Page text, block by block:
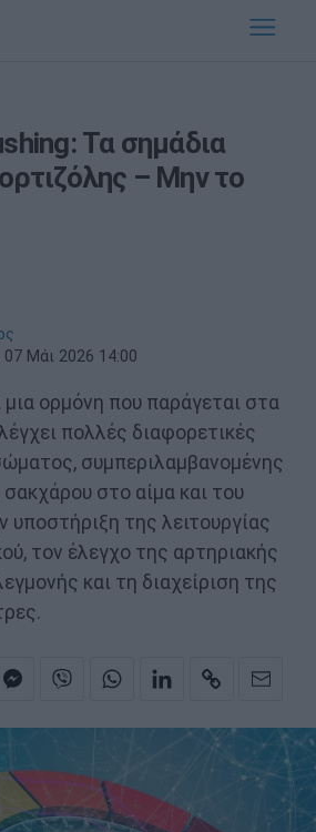
Τα σημάδια
– Μην το
Μάι 2026 14:00
μια ορμόνη που παράγεται στα
πολλές διαφορετικές
συμπεριλαμβανομένης
στο αίμα και του
υποστήριξη της λειτουργίας
τον έλεγχο της αρτηριακής
και τη διαχείριση της